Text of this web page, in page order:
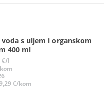
s uljem i organskom
400 ml
€/l
€/kom